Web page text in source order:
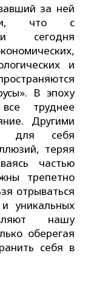
за ней
что с
сегодня
и
В эпоху
труднее
Другими
для себя
теряя
частью
трепетно
отрываться
уникальных
нашу
оберегая
себя в